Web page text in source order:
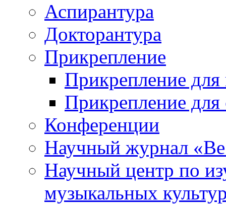
Аспирантура
Докторантура
Прикрепление
Прикрепление для
Прикрепление для
Конференции
Научный журнал
Научный центр по
музыкальных